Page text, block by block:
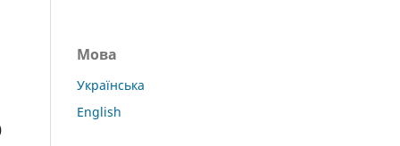
Мова
Українська
English